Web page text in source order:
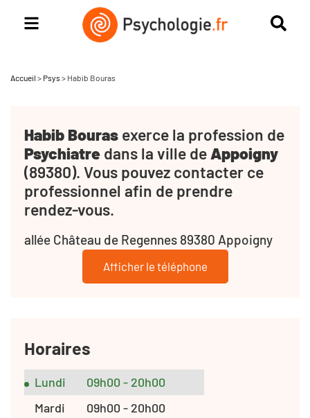
Accueil > Psys > Habib Bouras
Habib Bouras exerce la profession de
Psychiatre dans la ville deAppoigny
(89380). Vous pouvez contacter ce
professionnel afin de prendre
rendez-vous.
allée Château de Regennes 89380 Appoigny
Afficher le téléphone
Horaires
Lundi
09h00 - 20h00
Mardi
09h00 - 20h00